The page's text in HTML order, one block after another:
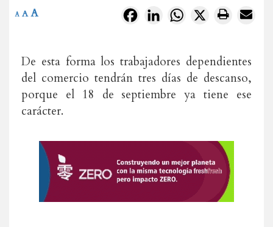
FacebookLinkedInWhatsApp
X
A A A
De esta forma los trabajadores dependientes
del comercio tendrán tres días de descanso,
porque el 18 de septiembre ya tiene ese
carácter.